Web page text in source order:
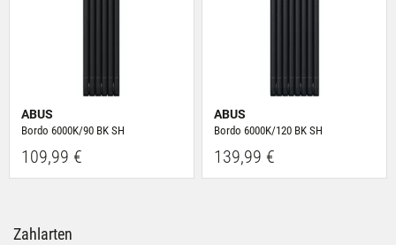
ABUS
Bordo 6000K/90 BK SH
109,99 €
ABUS
Bordo 6000K/120 BK SH
139,99 €
Zahlarten